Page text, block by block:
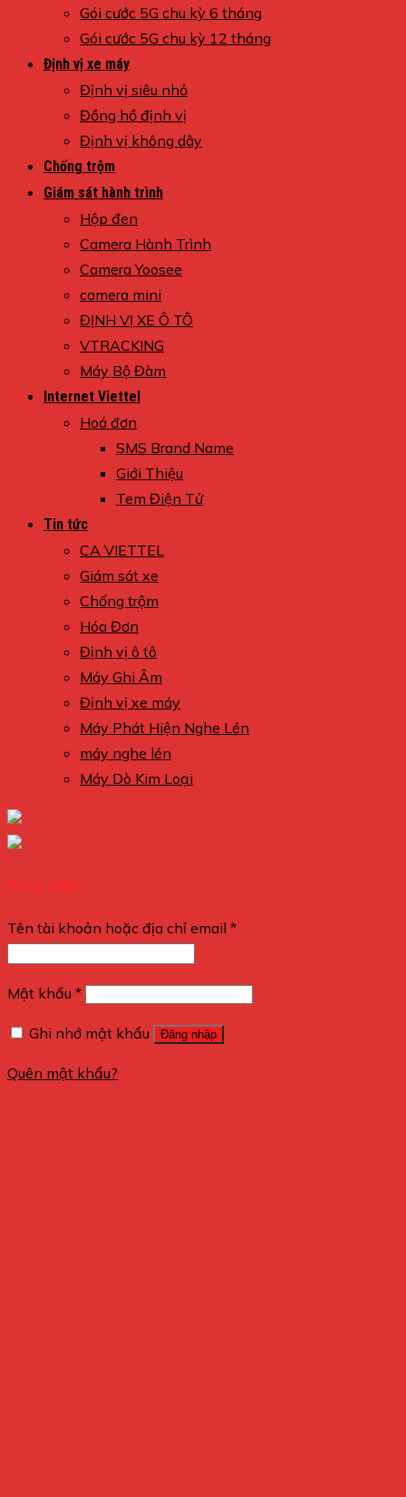
Gói cước 5G chu kỳ 6 tháng
Gói cước 5G chu kỳ 12 tháng
Định vị xe máy
Định vị siêu nhỏ
Đồng hồ định vị
Định vị không dây
Chống trộm
Giám sát hành trình
Hộp đen
Camera Hành Trình
Camera Yoosee
camera mini
ĐỊNH VỊ XE Ô TÔ
VTRACKING
Máy Bộ Đàm
Internet Viettel
Hoá đơn
SMS Brand Name
Giới Thiệu
Tem Điện Tử
Tin tức
CA VIETTEL
Giám sát xe
Chống trộm
Hóa Đơn
Định vị ô tô
Máy Ghi Âm
Định vị xe máy
Máy Phát Hiện Nghe Lén
máy nghe lén
Máy Dò Kim Loại
Đăng nhập
Tên tài khoản hoặc địa chỉ email *
Mật khẩu *
Ghi nhớ mật khẩu Đăng nhập
Quên mật khẩu?